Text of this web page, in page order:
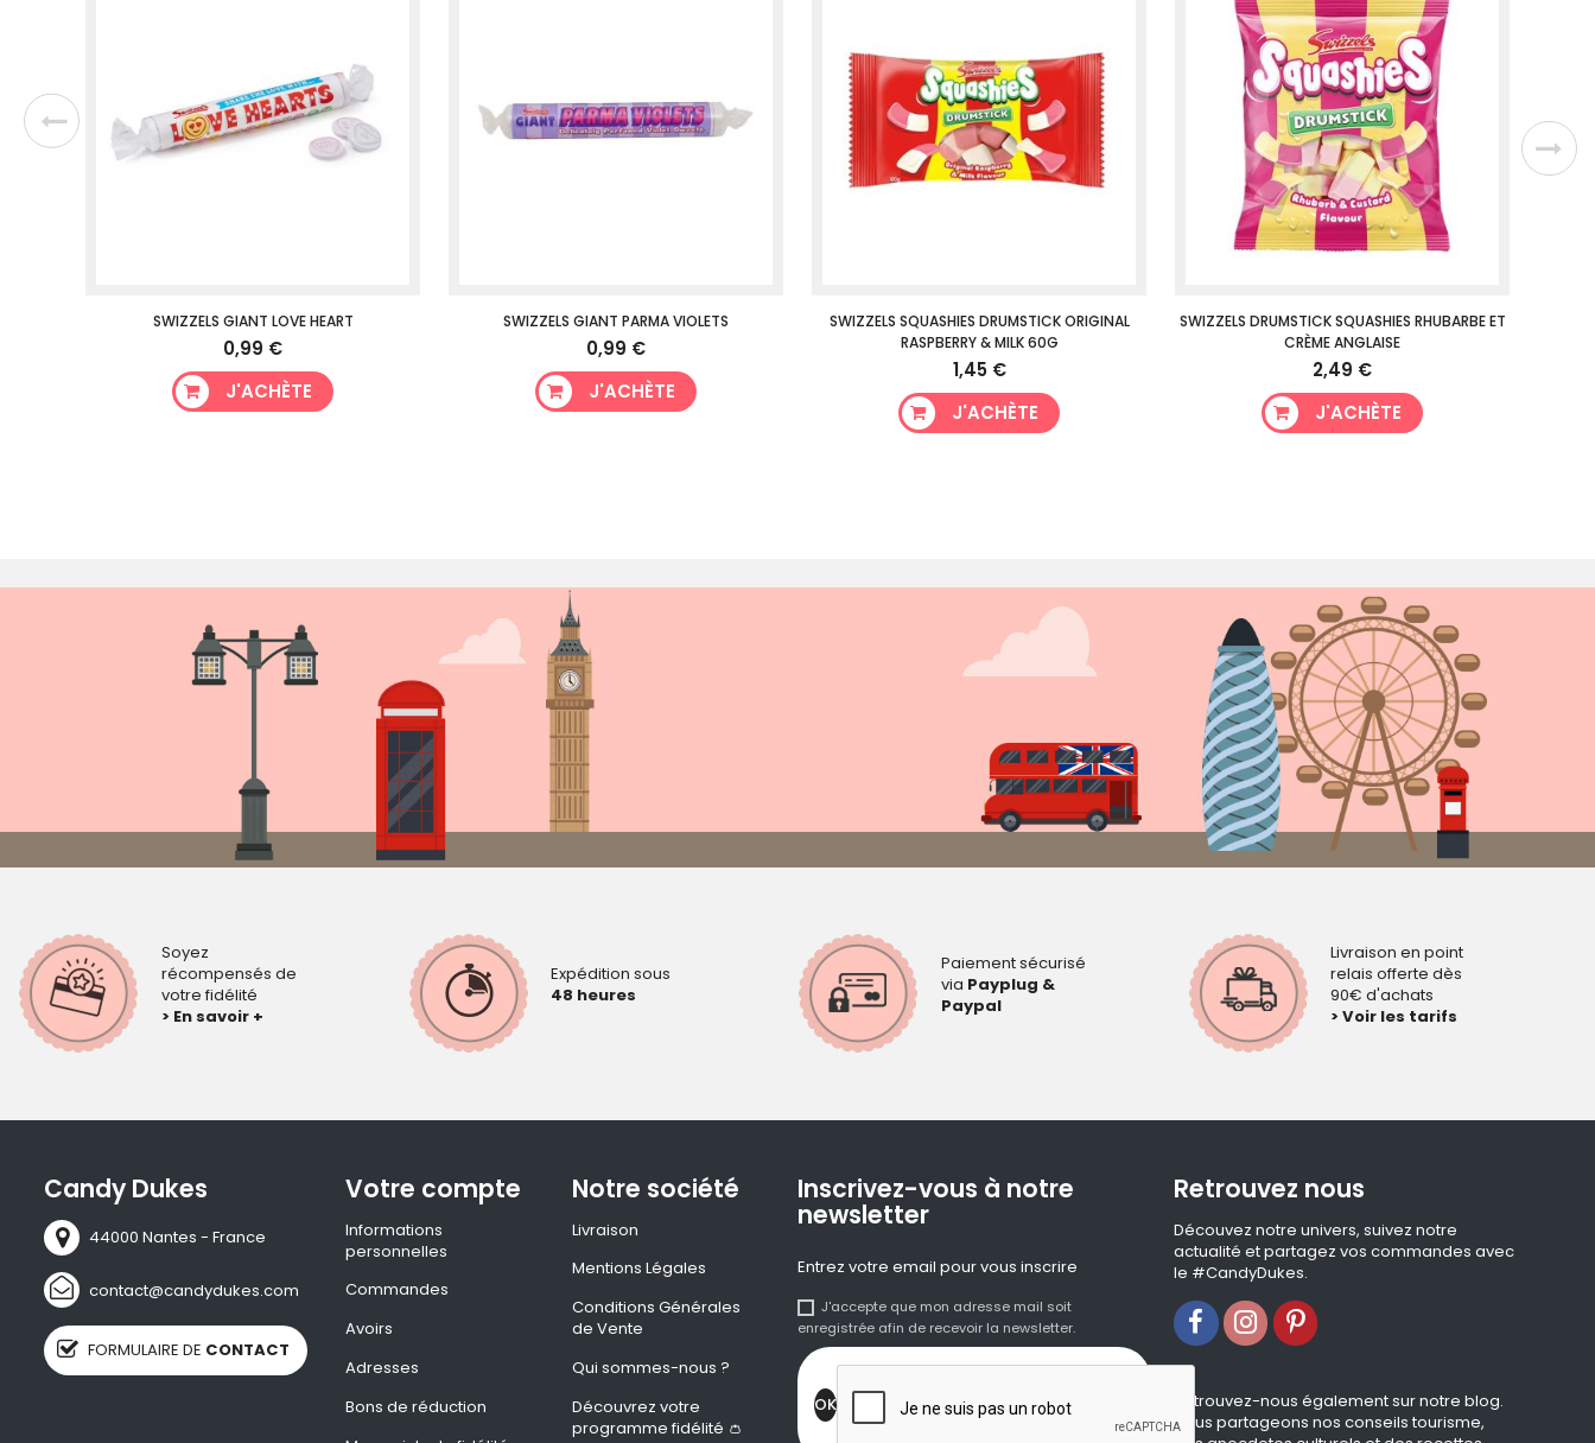
SWIZZELS GIANT LOVE HEART
0,99 €
J'ACHÈTE
SWIZZELS GIANT PARMA VIOLETS
0,99 €
J'ACHÈTE
SWIZZELS SQUASHIES DRUMSTICK ORIGINAL
RASPBERRY & MILK 60G
1,45 €
J'ACHÈTE
SWIZZELS DRUMSTICK SQUASHIES RHUBARBE ET
CRÈME ANGLAISE
2,49 €
J'ACHÈTE
Soyez
récompensés de
votre fidélité
> En savoir +
Expédition sous
48 heures
Paiement sécurisé
via Payplug &
Paypal
Livraison en point
relais offerte dès
90€ d'achats
> Voir les tarifs
Candy Dukes
44000 Nantes - France
contact@candydukes.com
FORMULAIRE DE CONTACT
Votre compte
Informations
personnelles
Commandes
Avoirs
Adresses
Bons de réduction
Notre société
Livraison
Mentions Légales
Conditions Générales
de Vente
Qui sommes-nous ?
Découvrez votre
programme fidélité 👛
Inscrivez-vous à notre
newsletter
Entrez votre email pour vous inscrire
J'accepte que mon adresse mail soit
enregistrée afin de recevoir la newsletter.
Retrouvez nous
Découvez notre univers, suivez notre
actualité et partagez vos commandes avec
le #CandyDukes.
Retrouvez-nous également sur notre blog.
Nous partageons nos conseils tourisme,